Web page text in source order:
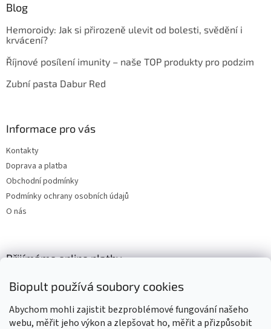
Biopult používá soubory cookies
Abychom mohli zajistit bezproblémové fungování našeho
webu, měřit jeho výkon a zlepšovat ho, měřit a přizpůsobit
Blog
Hemoroidy: Jak si přirozeně ulevit od bolesti, svědění i
krvácení?
Říjnové posílení imunity – naše TOP produkty pro podzim
Zubní pasta Dabur Red
Informace pro vás
Kontakty
Doprava a platba
Obchodní podmínky
Podmínky ochrany osobních údajů
O nás
Přijímáme online platby